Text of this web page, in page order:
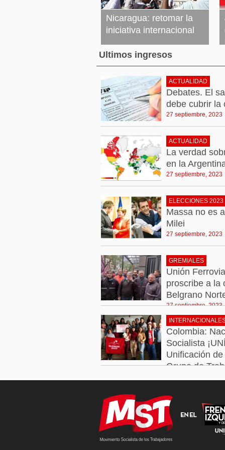
Nicaragua: retomar la
iniciativa internacional
Ultimos ingresos
ACTUALIDAD
Debates. El
debe cubrir la
27 septiembre, 2023
ACTUALIDAD
La verdad
en la
27 septiembre, 2023
ELECCIONES 2023
Massa no es
Milei
27 septiembre, 2023
GREMIALES
Unión
proscribe a la
Belgrano
27 septiembre, 2023
Colombia:
Socialista
Unificación
Grupo de